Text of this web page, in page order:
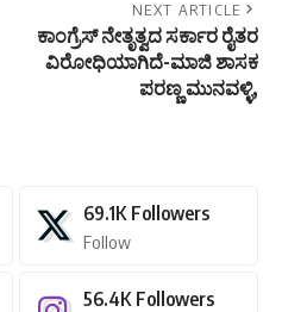
NEXT ARTICLE
ಕಾಂಗ್ರೆಸ್ ನೇತೃತ್ವದ ಸರ್ಕಾರ ರೈತರ
ವಿರೋಧಿಯಾಗಿದೆ-ಮಾಜಿ ಶಾಸಕ
ಪರಣ್ಣ ಮುನವಳ್ಳಿ,
69.1K Followers
Follow
56.4K Followers